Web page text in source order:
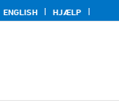
ENGLISH HJÆLP